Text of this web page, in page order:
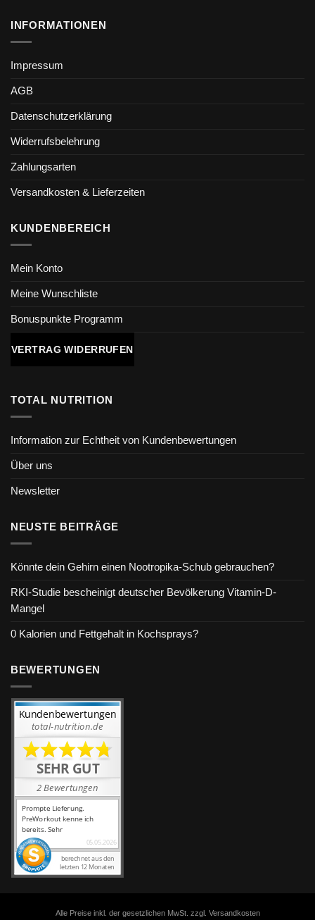
INFORMATIONEN
Impressum
AGB
Datenschutzerklärung
Widerrufsbelehrung
Zahlungsarten
Versandkosten & Lieferzeiten
KUNDENBEREICH
Mein Konto
Meine Wunschliste
Bonuspunkte Programm
VERTRAG WIDERRUFEN
TOTAL NUTRITION
Information zur Echtheit von Kundenbewertungen
Über uns
Newsletter
NEUSTE BEITRÄGE
Könnte dein Gehirn einen Nootropika-Schub gebrauchen?
RKI-Studie bescheinigt deutscher Bevölkerung Vitamin-D-
Mangel
0 Kalorien und Fettgehalt in Kochsprays?
BEWERTUNGEN
Alle Preise inkl. der gesetzlichen MwSt. zzgl. Versandkosten